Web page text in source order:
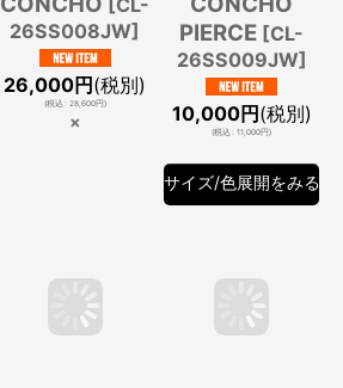
26SS008JW]
26,000円(税別)
(税込: 28,600円)
×
PIERCE [CL-
26SS009JW]
10,000円(税別)
(税込: 11,000円)
サイズ/色展開をみる